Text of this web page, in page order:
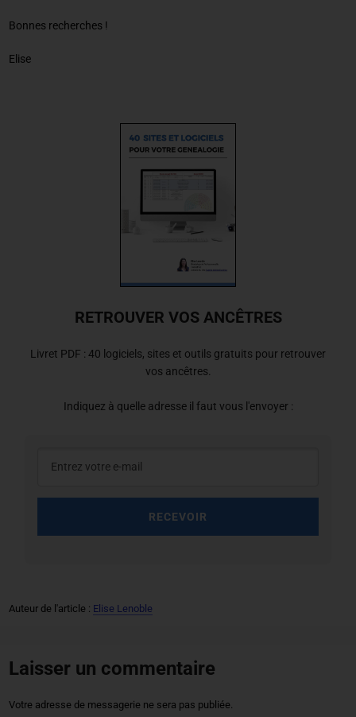
Bonnes recherches !
Elise
RETROUVER VOS ANCÊTRES
Livret PDF : 40 logiciels, sites et outils gratuits pour retrouver
vos ancêtres.
Indiquez à quelle adresse il faut vous l'envoyer :
RECEVOIR
Auteur de l'article : Elise Lenoble
Laisser un commentaire
Votre adresse de messagerie ne sera pas publiée.